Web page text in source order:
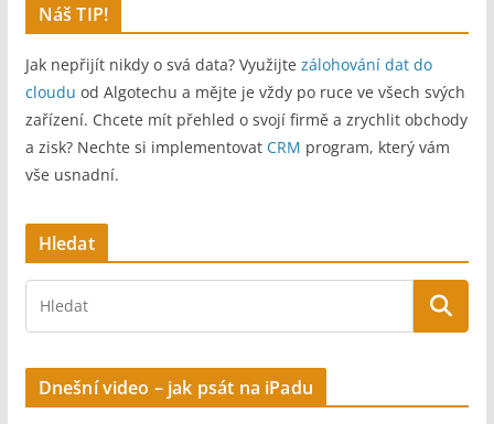
l
t
e
r
n
t
v
Náš TIP!
Jak nepřijít nikdy o svá data? Využijte zálohování dat do
cloudu od Algotechu a mějte je vždy po ruce ve všech svých
zařízení. Chcete mít přehled o svojí firmě a zrychlit obchody
a zisk? Nechte si implementovat CRM program, který vám
vše usnadní.
Hledat
Dnešní video – jak psát na iPadu